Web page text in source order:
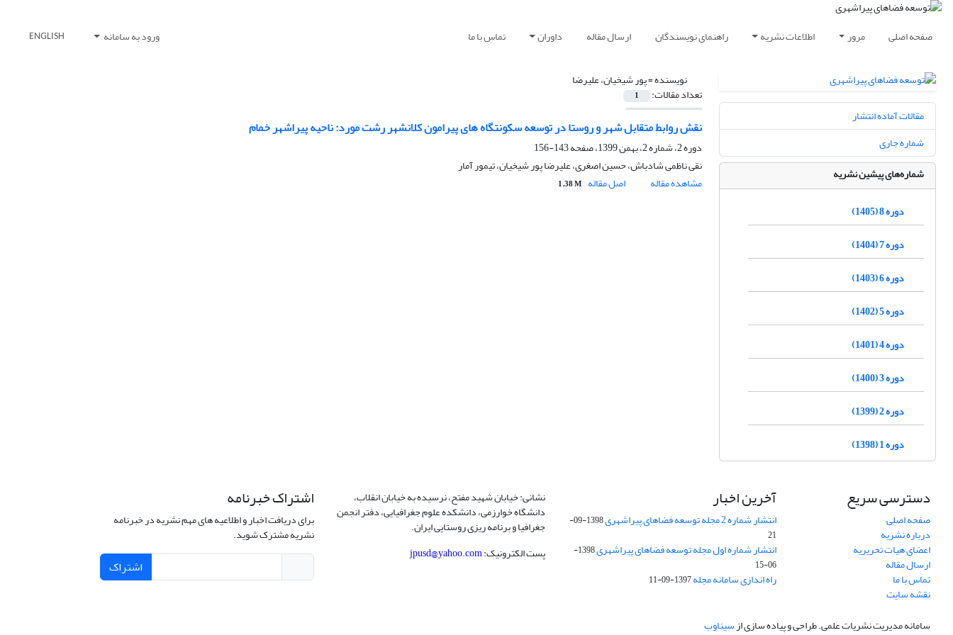
صفحه اصلی مرور اطلاعات نشریه راهنمای نویسندگان ارسال مقاله داوران تماس با ما ورود به سامانه ENGLISH
نویسنده =پور شیخیان، علیرضا
تعداد مقالات: 1
نقش روابط متقابل شهر و روستا در توسعه سکونتگاه های پیرامون کلانشهر رشت مورد: ناحیه پیراشهر خمام
دوره 2، شماره 2، بهمن 1399، صفحه
143-156
نقی ناظمی شادباش، حسین اصغری، علیرضا پور شیخیان، تیمور آمار
مشاهده مقاله
اصل مقاله 1.38 M
مقالات آماده انتشار
شماره جاری
شماره‌های پیشین نشریه
دوره 8 (1405)
دوره 7 (1404)
دوره 6 (1403)
دوره 5 (1402)
دوره 4 (1401)
دوره 3 (1400)
دوره 2 (1399)
دوره 1 (1398)
دسترسی سریع
صفحه اصلی
درباره نشریه
اعضای هیات تحریریه
ارسال مقاله
تماس با ما
نقشه سایت
آخرین اخبار
انتشار شماره 2 مجله توسعه فضاهای پیراشهری
1398-09-
21
انتشار شماره اول مجله توسعه فضاهای پیراشهری
1398-
06-15
راه اندازی سامانه مجله1397-09-11
نشانی: خیابان شهید مفتح، نرسیده به خیابان انقلاب،
دانشگاه خوارزمی، دانشکده علوم جغرافیایی، دفتر انجمن
جغرافیا و برنامه ریزی روستایی ایران.
پست الکترونیک:jpusd@yahoo.com
اشتراک خبرنامه
برای دریافت اخبار و اطلاعیه های مهم نشریه در خبرنامه
نشریه مشترک شوید.
اشتراک
سامانه مدیریت نشریات علمی.طراحی و پیاده سازی ازسیناوب